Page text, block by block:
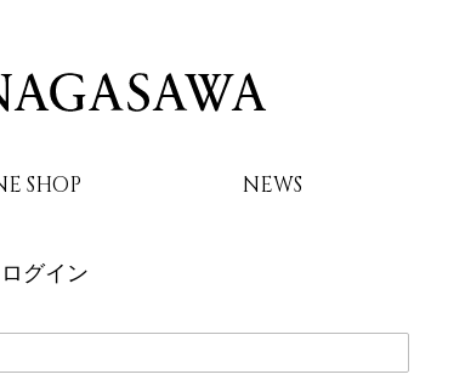
SHOP NEWS
ログイン